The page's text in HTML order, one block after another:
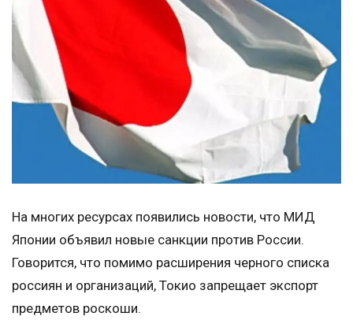
На многих ресурсах появились новости, что МИД
Японии объявил новые санкции против России.
Говорится, что помимо расширения черного списка
россиян и организаций, Токио запрещает экспорт
предметов роскоши.